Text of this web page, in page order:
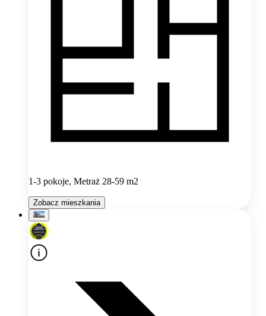
1-3 pokoje, Metraż 28-59 m2
Zobacz mieszkania